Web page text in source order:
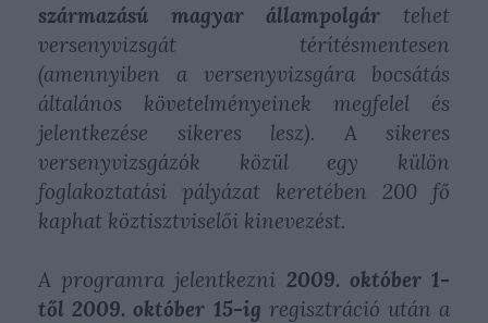
származású magyar állampolgár tehet
versenyvizsgát térítésmentesen
(amennyiben a versenyvizsgára bocsátás
általános követelményeinek megfelel és
jelentkezése sikeres lesz). A sikeres
versenyvizsgázók közül egy külön
foglakoztatási pályázat keretében 200 fő
kaphat köztisztviselői kinevezést.
A programra jelentkezni 2009. október 1-
től 2009. október 15-ig regisztráció után a